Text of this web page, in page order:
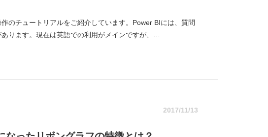
のチュートリアルをご紹介しています。Power BIには、質問
ります。現在は英語での利用がメインですが、…
2017/11/13